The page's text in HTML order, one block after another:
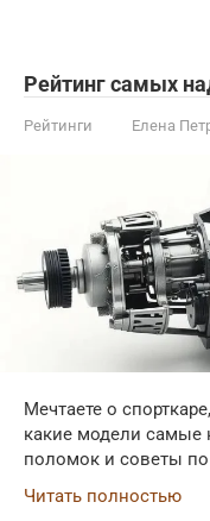
Рейтинг самых
Рейтинги Елена
Мечтаете о
какие модели самые
поломок и советы
Читать полностью